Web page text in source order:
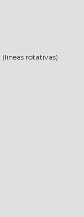
(lineas rotativas)